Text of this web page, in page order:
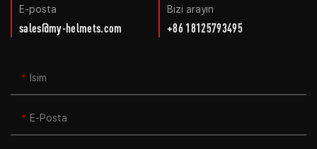
E-posta
sales@my-helmets.com
Bizi arayın
+86 18125793495
Isim
E-Posta